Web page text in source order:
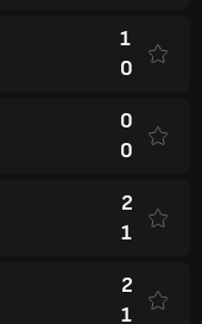
1
0
0
0
2
1
2
1